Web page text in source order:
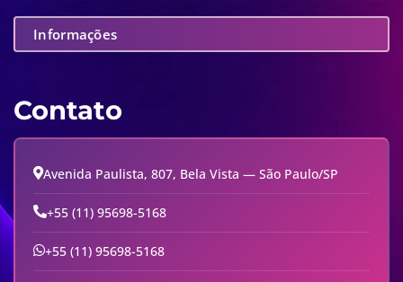
Informações
Contato
Avenida Paulista, 807, Bela Vista — São Paulo/SP
+55 (11) 95698-5168
+55 (11) 95698-5168